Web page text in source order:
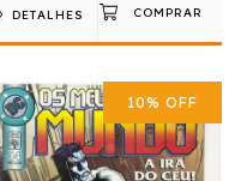
DETALHES
10% OFF